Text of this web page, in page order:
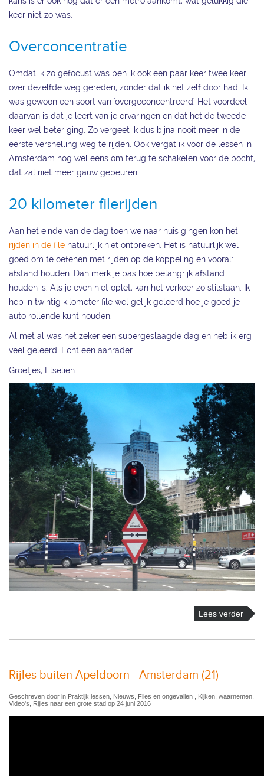
keer niet zo was.
Overconcentratie
Omdat ik zo gefocust was ben ik ook een paar keer twee keer
over dezelfde weg gereden, zonder dat ik het zelf door had. Ik
was gewoon een soort van 'overgeconcentreerd'. Het voordeel
daarvan is dat je leert van je ervaringen en dat het de tweede
keer wel beter ging. Zo vergeet ik dus bijna nooit meer in de
eerste versnelling weg te rijden. Ook vergat ik voor de lessen in
Amsterdam nog wel eens om terug te schakelen voor de bocht,
dat zal niet meer gauw gebeuren.
20 kilometer filerijden
Aan het einde van de dag toen we naar huis gingen kon het
rijden in de file natuurlijk niet ontbreken. Het is natuurlijk wel
goed om te oefenen met rijden op de koppeling en vooral:
afstand houden. Dan merk je pas hoe belangrijk afstand
houden is. Als je even niet oplet, kan het verkeer zo stilstaan. Ik
heb in twintig kilometer file wel gelijk geleerd hoe je goed je
auto rollende kunt houden.
Al met al was het zeker een supergeslaagde dag en heb ik erg
veel geleerd. Echt een aanrader.
Groetjes, Elselien
Lees verder
Rijles buiten Apeldoorn - Amsterdam (21)
Geschreven door in Praktijk lessen, Nieuws, Files en ongevallen , Kijken, waarnemen,
Video's, Rijles naar een grote stad op 24 juni 2016